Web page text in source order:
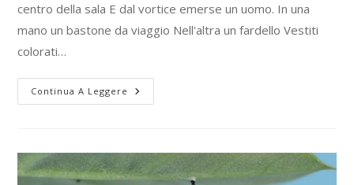
centro della sala E dal vortice emerse un uomo. In una
mano un bastone da viaggio Nell'altra un fardello Vestiti
colorati…
Continua A Leggere